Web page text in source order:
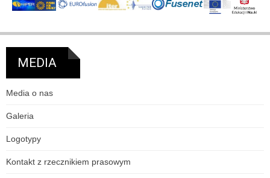
MEDIA
Media o nas
Galeria
Logotypy
Kontakt z rzecznikiem prasowym